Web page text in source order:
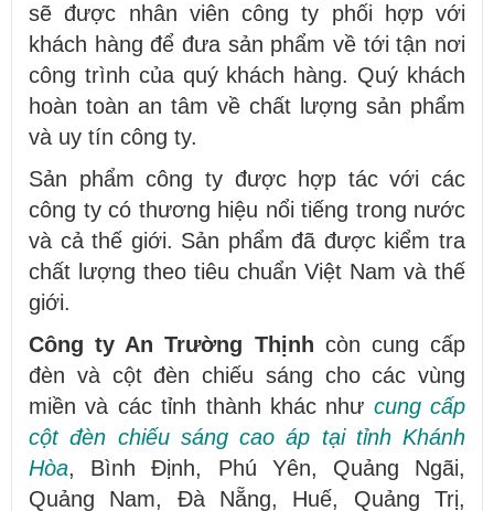
sẽ được nhân viên công ty phối hợp với
khách hàng để đưa sản phẩm về tới tận nơi
công trình của quý khách hàng. Quý khách
hoàn toàn an tâm về chất lượng sản phẩm
và uy tín công ty.
Sản phẩm công ty được hợp tác với các
công ty có thương hiệu nổi tiếng trong nước
và cả thế giới. Sản phẩm đã được kiểm tra
chất lượng theo tiêu chuẩn Việt Nam và thế
giới.
Công ty An Trường Thịnh còn cung cấp
đèn và cột đèn chiếu sáng cho các vùng
miền và các tỉnh thành khác như cung cấp
cột đèn chiếu sáng cao áp tại tỉnh Khánh
Hòa, Bình Định, Phú Yên, Quảng Ngãi,
Quảng Nam, Đà Nẵng, Huế, Quảng Trị,